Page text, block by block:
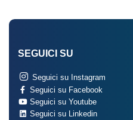
SEGUICI SU
Seguici su Instagram
Seguici su Facebook
Seguici su Youtube
Seguici su Linkedin